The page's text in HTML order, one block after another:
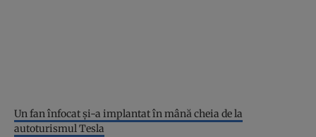
Un fan înfocat și-a implantat în mână cheia de la
autoturismul Tesla